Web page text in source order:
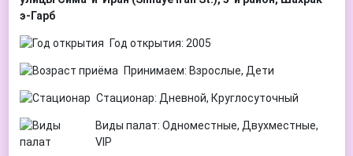
э-Гарб
Год открытия: 2005
Принимаем: Взрослые, Дети
Стационар: Дневной, Круглосуточный
Виды палат: Одноместные, Двухместные,
VIP